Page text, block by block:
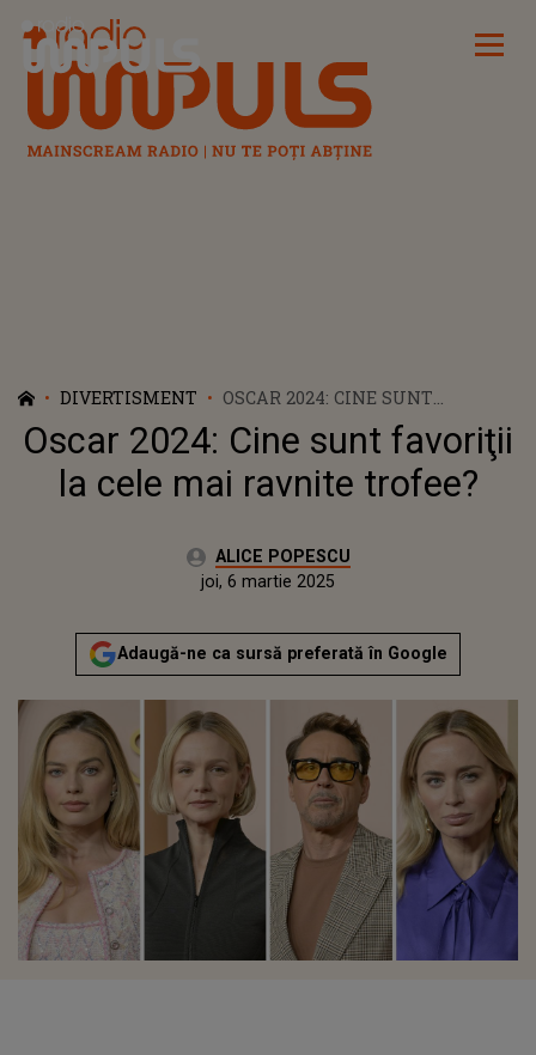
Radio Impuls
DIVERTISMENT
OSCAR 2024: CINE SUNT
FAVORIŢII LA CELE MAI RAVNITE
TROFEE?
Oscar 2024: Cine sunt favoriţii
la cele mai ravnite trofee?
Autor:ALICE POPESCU
Actualizat:
joi, 6 martie 2025
Adaugă-ne ca sursă preferată în Google